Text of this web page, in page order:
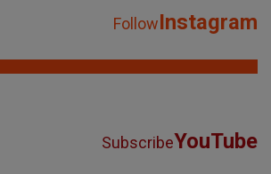
FollowInstagram
SubscribeYouTube